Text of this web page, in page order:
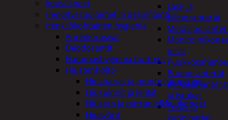
Lasi- ja
tiiliporanterät
terät
Puuporanterät
ja istukat
Teräs ja
kuppiharjat
Apuvälineet
Hengityssuojaimet ja desinfiointi
Henkilökohtainen hygienia
Aurinkorasvat
Deodorantit
Hammashygienia tuotteet
Hiustenhoito
Hiusharjat ja muotoilutuotteet
Hiuspinnit ja lenkit
Hiusten ja parranleikkuukoneet
Hiusvärit